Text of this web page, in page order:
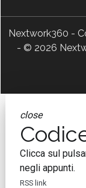
Nextwork360 -
- © 2026
close
Clicca sul
negli appunti.
RSS link